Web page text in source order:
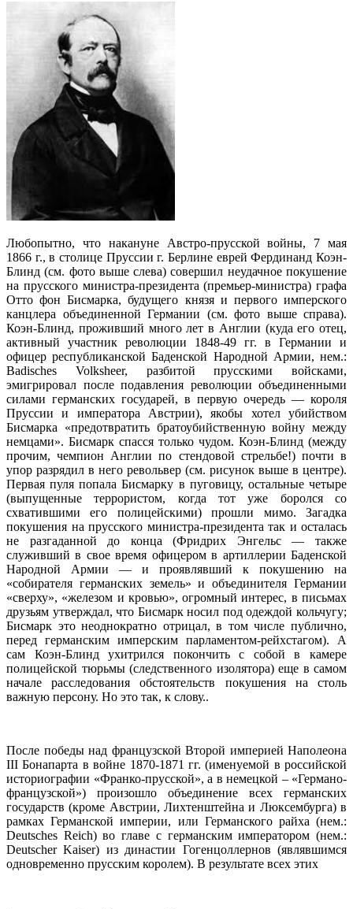
Любопытно, что накануне Австро-прусской войны, 7 мая
1866 г., в столице Пруссии г. Берлине еврей Фердинанд Коэн-
Блинд (см. фото выше слева) совершил неудачное покушение
на прусского министра-президента (премьер-министра) графа
Отто фон Бисмарка, будущего князя и первого имперского
канцлера объединенной Германии (см. фото выше справа).
Коэн-Блинд, проживший много лет в Англии (куда его отец,
активный участник революции 1848-49 гг. в Германии и
офицер республиканской Баденской Народной Армии, нем.:
Badisches Volksheer, разбитой прусскими войсками,
эмигрировал после подавления революции объединенными
силами германских государей, в первую очередь — короля
Пруссии и императора Австрии), якобы хотел убийством
Бисмарка «предотвратить братоубийственную войну между
немцами». Бисмарк спасся только чудом. Коэн-Блинд (между
прочим, чемпион Англии по стендовой стрельбе!) почти в
упор разрядил в него револьвер (см. рисунок выше в центре).
Первая пуля попала Бисмарку в пуговицу, остальные четыре
(выпущенные террористом, когда тот уже боролся со
схватившими его полицейскими) прошли мимо. Загадка
покушения на прусского министра-президента так и осталась
не разгаданной до конца (Фридрих Энгельс — также
служивший в свое время офицером в артиллерии Баденской
Народной Армии — и проявлявший к покушению на
«собирателя германских земель» и объединителя Германии
«сверху», «железом и кровью», огромный интерес, в письмах
друзьям утверждал, что Бисмарк носил под одеждой кольчугу;
Бисмарк это неоднократно отрицал, в том числе публично,
перед германским имперским парламентом-рейхстагом). А
сам Коэн-Блинд ухитрился покончить с собой в камере
полицейской тюрьмы (следственного изолятора) еще в самом
начале расследования обстоятельств покушения на столь
важную персону. Но это так, к слову..
После победы над французской Второй империей Наполеона
III Бонапарта в войне 1870-1871 гг. (именуемой в российской
историографии «Франко-прусской», а в немецкой – «Германо-
французской») произошло объединение всех германских
государств (кроме Австрии, Лихтенштейна и Люксембурга) в
рамках Германской империи, или Германского райха (нем.:
Deutsches Reich) во главе с германским императором (нем.:
Deutscher Kaiser) из династии Гогенцоллернов (являвшимся
одновременно прусским королем). В результате всех этих